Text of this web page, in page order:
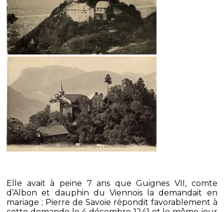
Elle avait à peine 7 ans que Guignes VII, comte
d’Albon et dauphin du Viennois la demandait en
mariage ; Pierre de Savoie répondit favorablement à